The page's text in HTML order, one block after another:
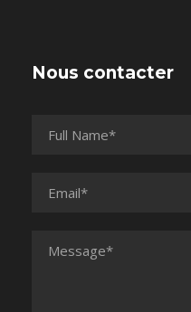
Nous contacter